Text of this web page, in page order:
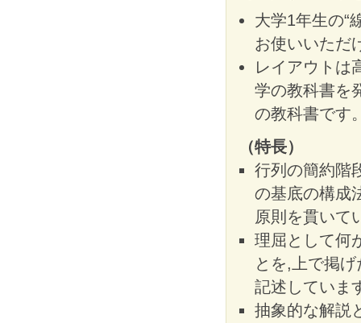
大学1年生の“
お使いいただ
レイアウトは
学の教科書を
の教科書です
（特長）
行列の簡約階
の基底の構成
原則を貫いて
理屈として何
とを,上で掲
記述していま
抽象的な解説